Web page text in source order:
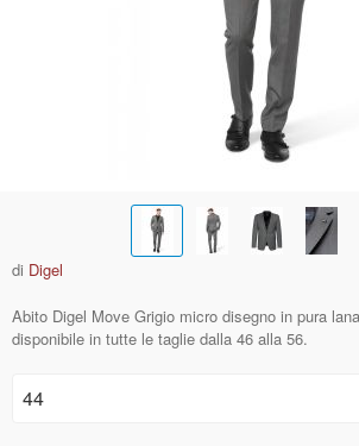
di Digel
Abito Digel Move Grigio micro disegno in pura
disponibile in tutte le taglie dalla 46 alla 56.